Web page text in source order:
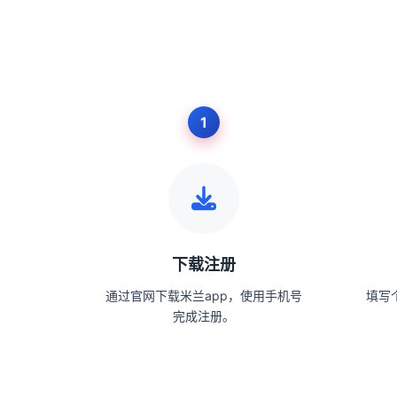
下载注册
通过官网下载米兰app，使用手机号
完成注册。
填写